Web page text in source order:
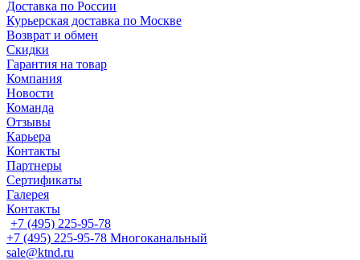
Доставка по России
Курьерская доставка по Москве
Возврат и обмен
Скидки
Гарантия на товар
Компания
Новости
Команда
Отзывы
Карьера
Контакты
Партнеры
Сертификаты
Галерея
Контакты
+7 (495) 225-95-78
+7 (495) 225-95-78 Многоканальный
sale@ktnd.ru